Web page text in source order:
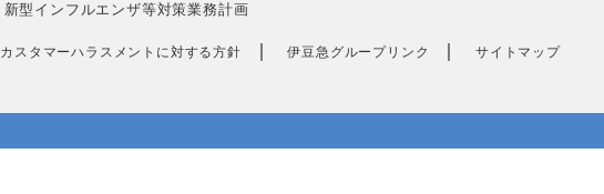
新型インフルエンザ等対策業務計画
カスタマーハラスメントに対する方針 伊豆急グループリンク サイトマップ